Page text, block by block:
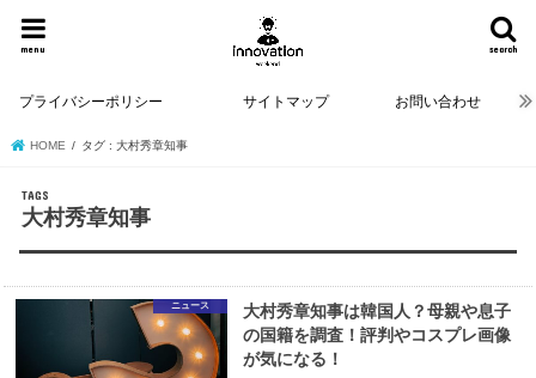
search
menu
プライバシーポリシー サイトマップ お問い合わせ
HOME タグ : 大村秀章知事
大村秀章知事
ニュース
大村秀章知事は韓国人？母親や息子
の国籍を調査！評判やコスプレ画像
が気になる！